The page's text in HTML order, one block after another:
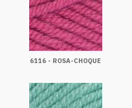
6116 - ROSA-CHOQUE